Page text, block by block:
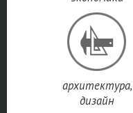
архитектура,
дизайн